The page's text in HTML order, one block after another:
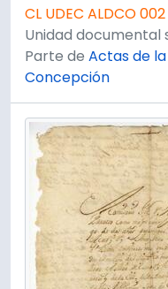
CL UDEC ALDCO
Unidad documental
Parte de Actas de
Concepción